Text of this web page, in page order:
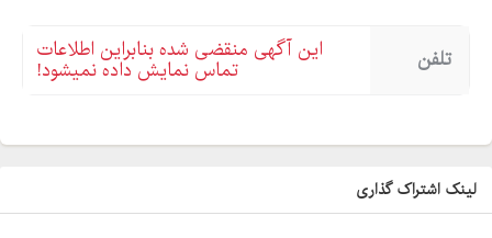
تلفن این آگهی منقضی شده بنابراین اطلاعات
تماس نمایش داده نمیشود!
لینک اشتراک گذاری